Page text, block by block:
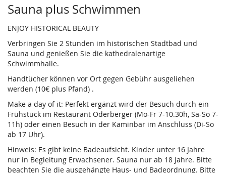
Sauna plus Schwimmen
ENJOY HISTORICAL BEAUTY
Verbringen Sie 2 Stunden im historischen Stadtbad und
Sauna und genießen Sie die kathedralenartige
Schwimmhalle.
Handtücher können vor Ort gegen Gebühr ausgeliehen
werden (10€ plus Pfand) .
Make a day of it: Perfekt ergänzt wird der Besuch durch ein
Frühstück im Restaurant Oderberger (Mo-Fr 7-10.30h, Sa-So 7-
11h) oder einen Besuch in der Kaminbar im Anschluss (Di-So
ab 17 Uhr).
Hinweis: Es gibt keine Badeaufsicht. Kinder unter 16 Jahre
nur in Begleitung Erwachsener. Sauna nur ab 18 Jahre. Bitte
beachten Sie die ausgehängte Haus- und Badeordnung. Bitte